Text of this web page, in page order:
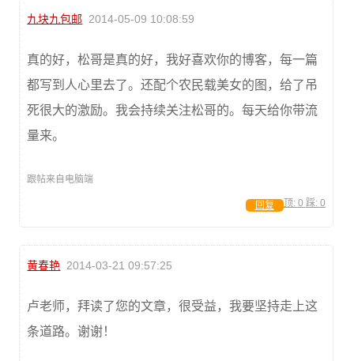
九块九包邮 2014-05-09 10:08:59
真的好，松哥是真的好，我好喜欢你的博客，每一篇
都写到人心里去了。还配个农民载美女的图，给了吊
死很大的激励。我会持续关注松哥的。每天给你带流
量来。
跟帖来自电脑端
顶: 0 踩: 0
回复
黄春艳 2014-03-21 09:57:25
卢老师，拜读了您的文章，很受益，我要坚持走上这
条道路。谢谢！